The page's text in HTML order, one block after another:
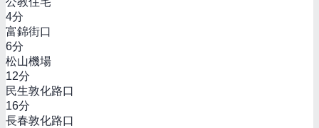
4分
富錦街口
6分
松山機場
12分
民生敦化路口
16分
長春敦化路口